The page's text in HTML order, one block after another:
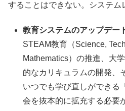
することはできない。システム
教育システムのアップデー
STEAM教育（Science,
Mathematics）の推進、大
的なカリキュラムの開発、
いつでも学び直しができる
会を抜本的に拡充する必要